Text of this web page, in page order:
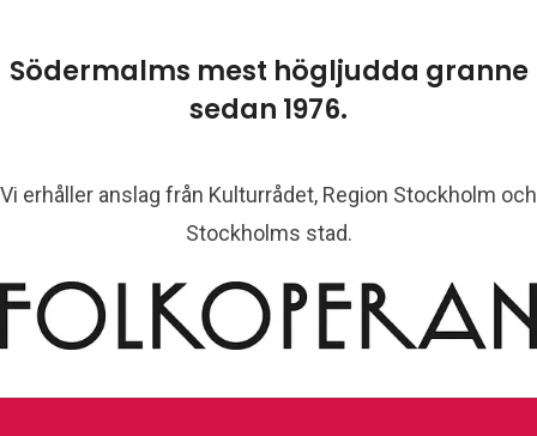
Södermalms mest högljudda granne
sedan 1976.
Vi erhåller anslag från Kulturrådet, Region Stockholm och
Stockholms stad.